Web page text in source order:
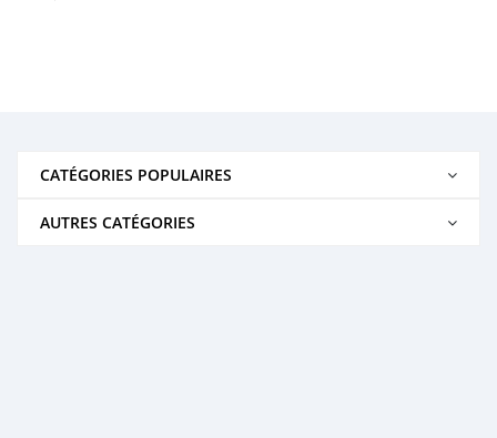
CATÉGORIES POPULAIRES
AUTRES CATÉGORIES